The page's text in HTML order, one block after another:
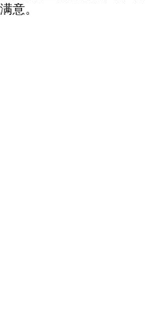
意。